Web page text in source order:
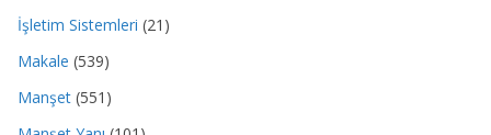
İşletim Sistemleri (21)
Makale (539)
Manşet (551)